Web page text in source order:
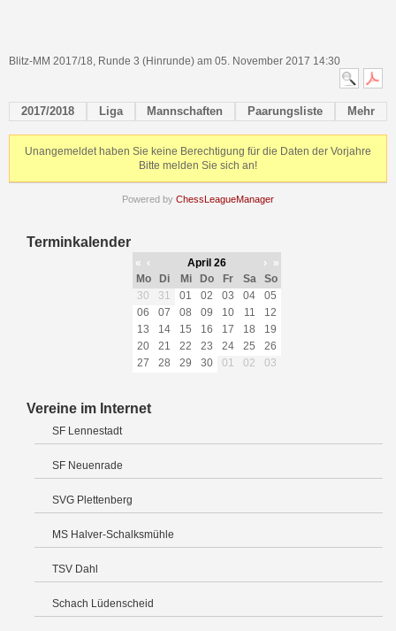
Blitz-MM 2017/18, Runde 3 (Hinrunde) am 05. November 2017 14:30
2017/2018 Liga Mannschaften Paarungsliste Mehr
Unangemeldet haben Sie keine Berechtigung für die Daten der Vorjahre
Bitte melden Sie sich an!
Powered by ChessLeagueManager
Terminkalender
« ‹ April 26 ›
»
Mo
Di Mi Do Fr Sa
So
30
31 01 02 03 04
05
06
07 08 09 10 11
12
13
14 15 16 17 18
19
20
21 22 23 24 25
26
27
28 29 30 01 02 03
Vereine im Internet
SF Lennestadt
SF Neuenrade
SVG Plettenberg
MS Halver-Schalksmühle
TSV Dahl
Schach Lüdenscheid